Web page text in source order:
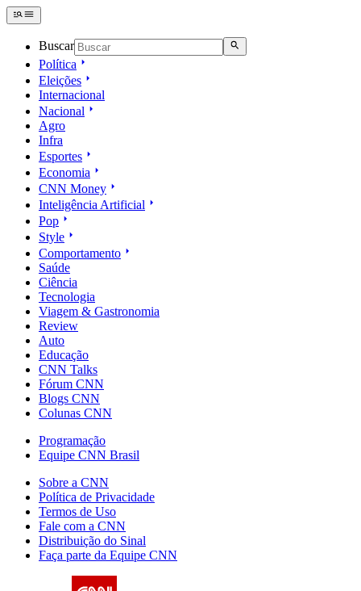
Buscar
Política
Eleições
Internacional
Nacional
Agro
Infra
Esportes
Economia
CNN Money
Inteligência Artificial
Pop
Style
Comportamento
Saúde
Ciência
Tecnologia
Viagem & Gastronomia
Review
Auto
Educação
CNN Talks
Fórum CNN
Blogs CNN
Colunas CNN
Programação
Equipe CNN Brasil
Sobre a CNN
Política de Privacidade
Termos de Uso
Fale com a CNN
Distribuição do Sinal
Faça parte da Equipe CNN